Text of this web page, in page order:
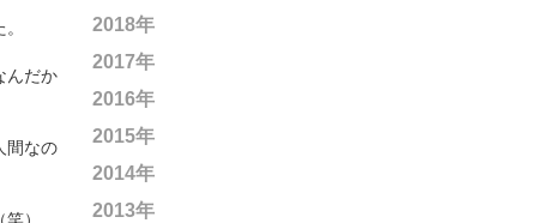
んだか
間なの
2018年
2017年
2016年
2015年
2014年
2013年